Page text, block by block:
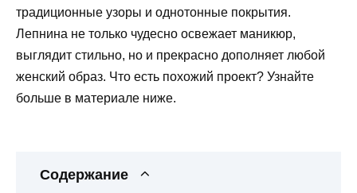
традиционные узоры и однотонные покрытия.
Лепнина не только чудесно освежает маникюр,
выглядит стильно, но и прекрасно дополняет любой
женский образ. Что есть похожий проект? Узнайте
больше в материале ниже.
Содержание